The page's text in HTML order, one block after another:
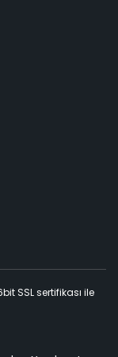
SSL sertifikası ile